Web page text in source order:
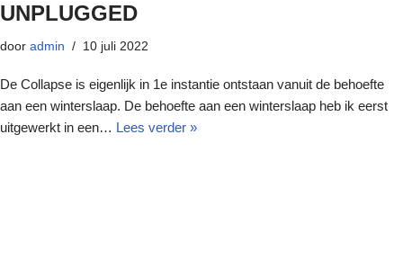
UNPLUGGED
door admin 10 juli 2022
De Collapse is eigenlijk in 1e instantie ontstaan vanuit de behoefte
aan een winterslaap. De behoefte aan een winterslaap heb ik eerst
uitgewerkt in een… Lees verder »